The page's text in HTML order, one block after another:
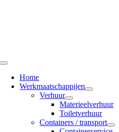
Toggle
NavigationHome
Werkmaatschappijen
Verhuur
Materieelverhuur
Toiletverhuur
Containers / transport